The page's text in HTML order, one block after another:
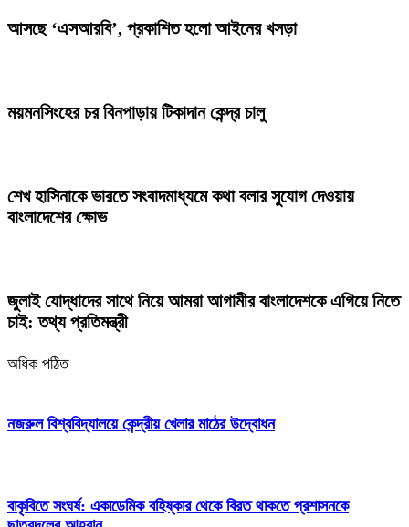
আসছে ‘এসআরবি’, প্রকাশিত হলো আইনের খসড়া
ময়মনসিংহের চর বিনপাড়ায় টিকাদান কেন্দ্র চালু
শেখ হাসিনাকে ভারতে সংবাদমাধ্যমে কথা বলার সুযোগ দেওয়ায়
বাংলাদেশের ক্ষোভ
জুলাই যোদ্ধাদের সাথে নিয়ে আমরা আগামীর বাংলাদেশকে এগিয়ে নিতে
চাই: তথ্য প্রতিমন্ত্রী
অধিক পঠিত
নজরুল বিশ্ববিদ্যালয়ে কেন্দ্রীয় খেলার মাঠের উদ্বোধন
বাকৃবিতে সংঘর্ষ: একাডেমিক বহিষ্কার থেকে বিরত থাকতে প্রশাসনকে